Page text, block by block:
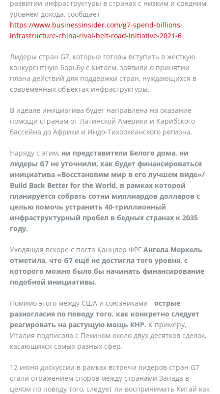
развитии инфраструктуры в странах с низким и средним
уровнем дохода, сообщает
https://www.businessinsider.com/g7-spend-billions-
infrastructure-china-rival-belt-road-initiative-2021-6
Лидеры стран G7, которые готовы вступить в жесткую
конкурентную борьбу с Китаем, заявили о принятии
плана действий для поддержки стран, нуждающихся в
современных объектах инфраструктуры.
В идеале инициатива будет направлена на оказание
помощи странам от Латинской Америки и Карибского
бассейна до Африки и Индо-Тихоокеанского региона.
Наряду с этим, ни представители Белого дома, ни
лидеры G7 не уточнили, как будет финансироваться
инициатива «Восстановим мир в его лучшем виде»/
Build Back Better for the World, в рамках которой
планируется собрать сотни миллиардов долларов с
целью помочь устранить 40-триллионный
инфраструктурный пробел в бедных странах к 2035
году.
Уходящая вскоре с поста Канцлер ФРГ Ангела Меркель
отметила, что G7 ещё не достигла того уровня, с
которого можно было бы начинать финансирование
подобной инициативы.
Помимо этого между США и союзниками - острые
разногласия по поводу того, как конкретно следует
реагировать на растущую мощь КНР. К примеру,
Италия подписала с Пекином около двух десятков сделок,
касающихся самых разных сфер.
12 июня дискуссии в рамках встречи лидеров стран G7
стали отражением споров между странами Запада в
целом по поводу того, следует ли воспринимать Китай как